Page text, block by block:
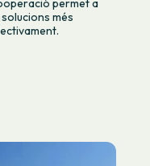
permet a
més